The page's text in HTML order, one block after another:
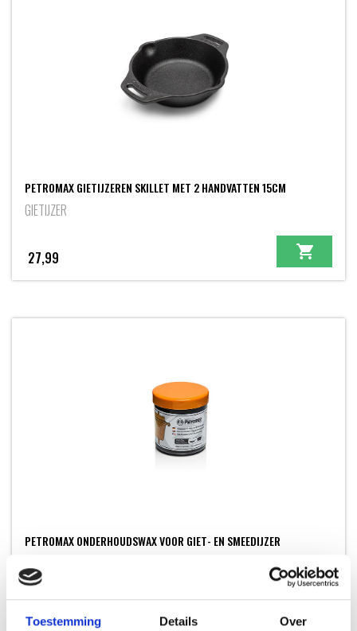
Toestemming Details Over
PETROMAX GIETIJZEREN SKILLET MET 2 HANDVATTEN 15CM
GIETIJZER
27,99
PETROMAX ONDERHOUDSWAX VOOR GIET- EN SMEEDIJZER
ONDERHOUD